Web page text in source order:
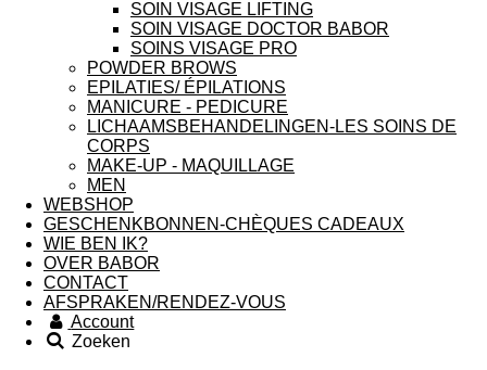
SOIN VISAGE LIFTING
SOIN VISAGE DOCTOR BABOR
SOINS VISAGE PRO
POWDER BROWS
EPILATIES/ ÉPILATIONS
MANICURE - PEDICURE
LICHAAMSBEHANDELINGEN-LES SOINS DE
CORPS
MAKE-UP - MAQUILLAGE
MEN
WEBSHOP
GESCHENKBONNEN-CHÈQUES CADEAUX
WIE BEN IK?
OVER BABOR
CONTACT
AFSPRAKEN/RENDEZ-VOUS
Account
Zoeken